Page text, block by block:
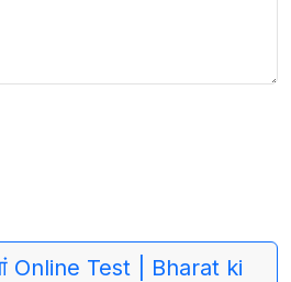
Online Test | Bharat ki